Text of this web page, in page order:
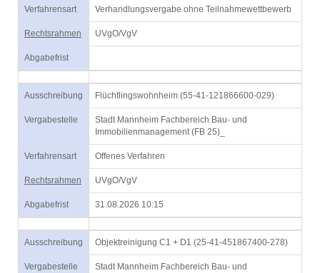
Verfahrensart Verhandlungsvergabe ohne Teilnahmewettbewerb
Rechtsrahmen UVgO/VgV
Abgabefrist
Ausschreibung Flüchtlingswohnheim (55-41-121866600-029)
Vergabestelle
Stadt Mannheim Fachbereich Bau- und
Immobilienmanagement (FB 25)_
Verfahrensart Offenes Verfahren
Rechtsrahmen UVgO/VgV
Abgabefrist 31.08.2026 10:15
Ausschreibung Objektreinigung C1 + D1 (25-41-451867400-278)
Vergabestelle
Stadt Mannheim Fachbereich Bau- und